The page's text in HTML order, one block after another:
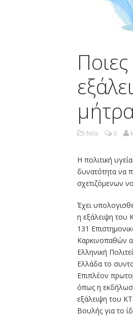
Νέα 0
Η πολιτική
δυνατότητα να
σχετιζόμενων
Έχει
η εξάλειψη του
131
Καρκινοπαθών
Ελληνική
Ελλάδα το
Επιπλέον
όπως η
εξάλειψη του
Βουλής για το